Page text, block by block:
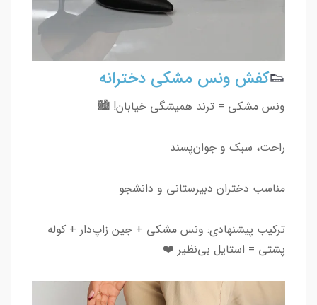
👟کفش ونس مشکی دخترانه
ونس مشکی = ترند همیشگی خیابان! 🏙️
راحت، سبک و جوان‌پسند
مناسب دختران دبیرستانی و دانشجو
ترکیب پیشنهادی: ونس مشکی + جین زاپ‌دار + کوله
پشتی = استایل بی‌نظیر ❤️